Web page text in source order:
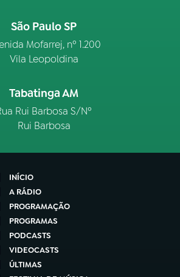
São Paulo SP
Mofarrej, nº 1.200
Vila Leopoldina
Tabatinga AM
Rui Barbosa S/Nº
Rui Barbosa
INÍCIO
A RÁDIO
PROGRAMAÇÃO
PROGRAMAS
PODCASTS
VIDEOCASTS
ÚLTIMAS